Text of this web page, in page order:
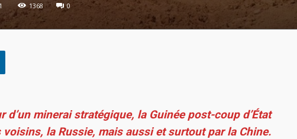
1368 0
minerai stratégique, la Guinée post-coup d’État
la Russie, mais aussi et surtout par la Chine.